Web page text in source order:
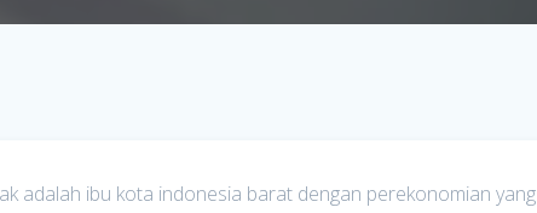
adalah ibu kota indonesia barat dengan perekonomian yang